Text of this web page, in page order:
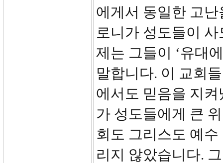
에게서 동일한 고
로니가 성도들이
제는 그들이 ‘유대
말합니다. 이 교회
에서도 믿음을 지
가 성도들에게 큰
회도 그리스도 예
리지 않았습니다.